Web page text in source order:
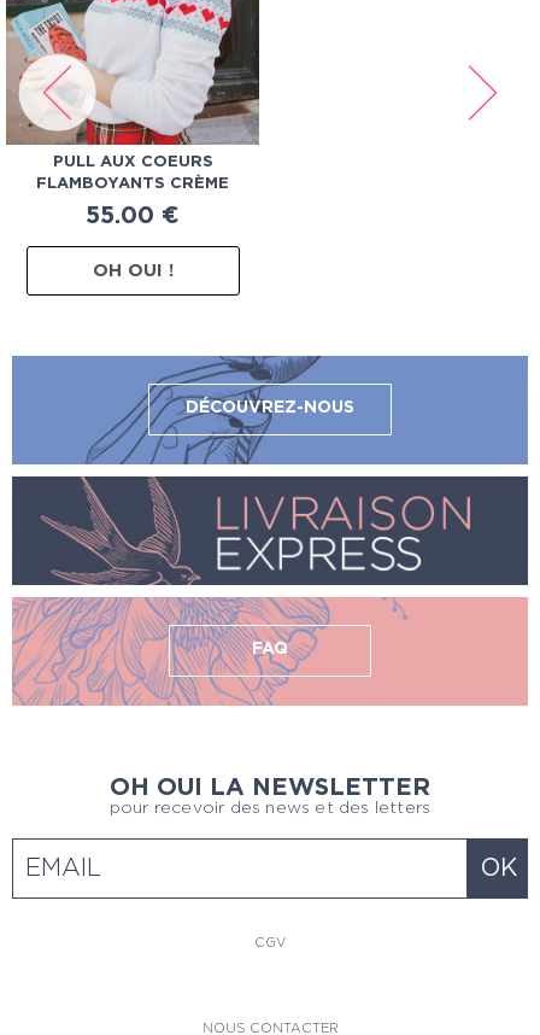
PULL AUX COEURS
FLAMBOYANTS CRÈME
55.00 €
OH OUI !
DÉCOUVREZ-NOUS
FAQ
OH OUI LA NEWSLETTER
pour recevoir des news et des letters
CGV
NOUS CONTACTER